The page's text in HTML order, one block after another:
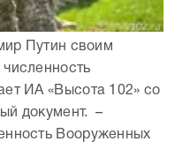
Путин своим
ИА «Высота 102» со
документ. –
Вооруженных